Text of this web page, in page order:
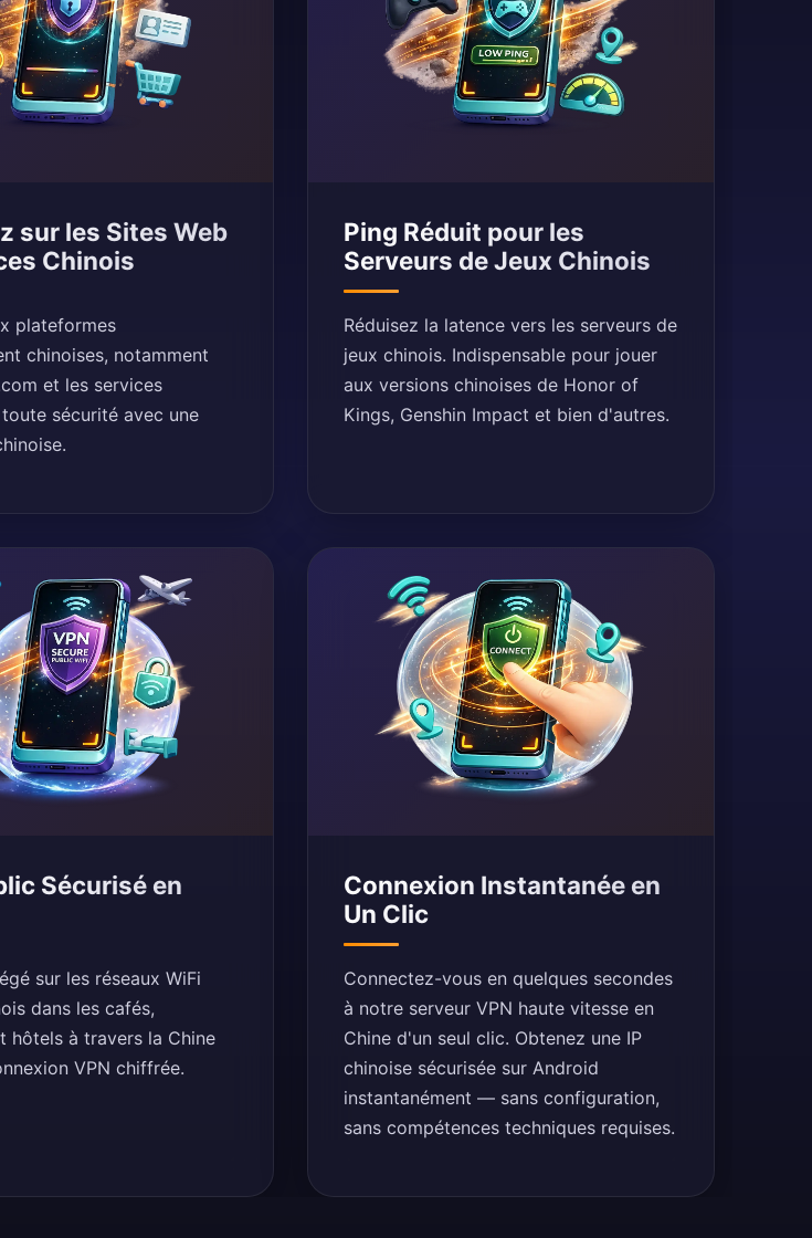
sur les Sites Web
Chinois
plateformes
chinoises, notamment
et les services
sécurité avec une
Ping Réduit pour les
Serveurs de Jeux Chinois
Réduisez la latence vers les serveurs de
jeux chinois. Indispensable pour jouer
aux versions chinoises de Honor of
Kings, Genshin Impact et bien d'autres.
Sécurisé en
sur les réseaux WiFi
dans les cafés,
hôtels à travers la Chine
VPN chiffrée.
Connexion Instantanée en
Un Clic
Connectez-vous en quelques secondes
à notre serveur VPN haute vitesse en
Chine d'un seul clic. Obtenez une IP
chinoise sécurisée sur Android
instantanément — sans configuration,
sans compétences techniques requises.